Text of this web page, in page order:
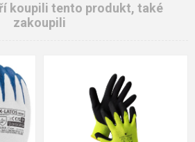
koupili tento produkt, také
zakoupili